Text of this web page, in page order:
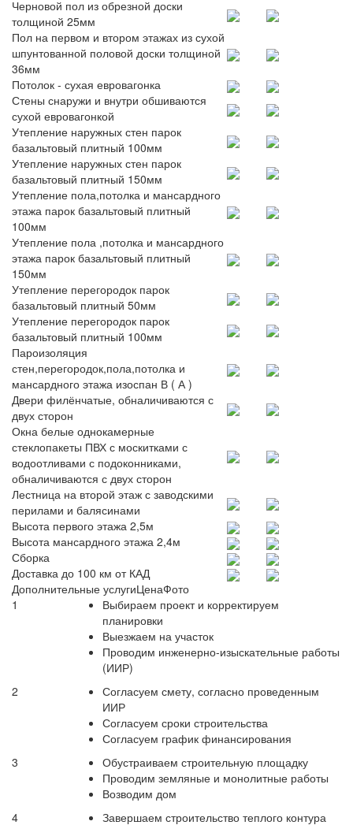
Черновой пол из обрезной доски
толщиной 25мм
Пол на первом и втором этажах из сухой
шпунтованной половой доски толщиной
36мм
Потолок - сухая евровагонка
Стены снаружи и внутри обшиваются
сухой евровагонкой
Утепление наружных стен парок
базальтовый плитный 100мм
Утепление наружных стен парок
базальтовый плитный 150мм
Утепление пола,потолка и мансардного
этажа парок базальтовый плитный
100мм
Утепление пола ,потолка и мансардного
этажа парок базальтовый плитный
150мм
Утепление перегородок парок
базальтовый плитный 50мм
Утепление перегородок парок
базальтовый плитный 100мм
Пароизоляция
стен,перегородок,пола,потолка и
мансардного этажа изоспан В ( А )
Двери филёнчатые, обналичиваются с
двух сторон
Окна белые однокамерные
стеклопакеты ПВХ с москитками с
водоотливами с подоконниками,
обналичиваются с двух сторон
Лестница на второй этаж с заводскими
перилами и балясинами
Высота первого этажа 2,5м
Высота мансардного этажа 2,4м
Сборка
Доставка до 100 км от КАД
Дополнительные услугиЦенаФото
1
Выбираем проект и корректируем
планировки
Выезжаем на участок
Проводим инженерно-изыскательные работы
(ИИР)
2
Согласуем смету, согласно проведенным
ИИР
Согласуем сроки строительства
Согласуем график финансирования
3
Обустраиваем строительную площадку
Проводим земляные и монолитные работы
Возводим дом
4
Завершаем строительство теплого контура